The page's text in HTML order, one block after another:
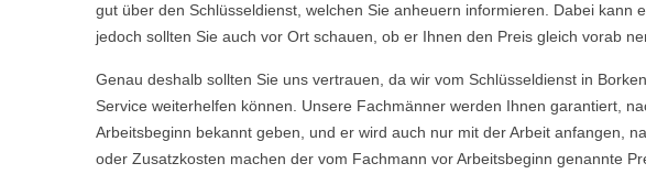
gut über den Schlüsseldienst, welchen Sie anheuern informieren. Dabei
jedoch sollten Sie auch vor Ort schauen, ob er Ihnen den Preis gleich vorab
Genau deshalb sollten Sie uns vertrauen, da wir vom Schlüsseldienst in
Service weiterhelfen können. Unsere Fachmänner werden Ihnen garantiert,
Arbeitsbeginn bekannt geben, und er wird auch nur mit der Arbeit anfangen,
oder Zusatzkosten machen der vom Fachmann vor Arbeitsbeginn genannte